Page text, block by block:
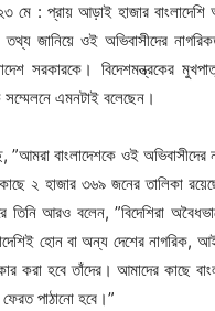
মে : প্রায় আড়াই হাজার বাংলাদেশি
জানিয়ে ওই অভিবাসীদের
সরকারকে। বিদেশমন্ত্রকের
এমনটাই বলেছেন।
”আমরা বাংলাদেশকে ওই অভিবাসীদের
২ হাজার ৩৬৯ জনের তালিকা
তিনি আরও বলেন, ”বিদেশিরা
হোন বা অন্য দেশের নাগরিক,
করা হবে তাঁদের। আমাদের কাছে
ফেরত পাঠানো হবে।”